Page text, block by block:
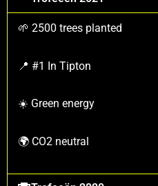
🌱 2500 trees planted
📍 #1 In Tipton
☀️ Green energy
🌍 CO2 neutral